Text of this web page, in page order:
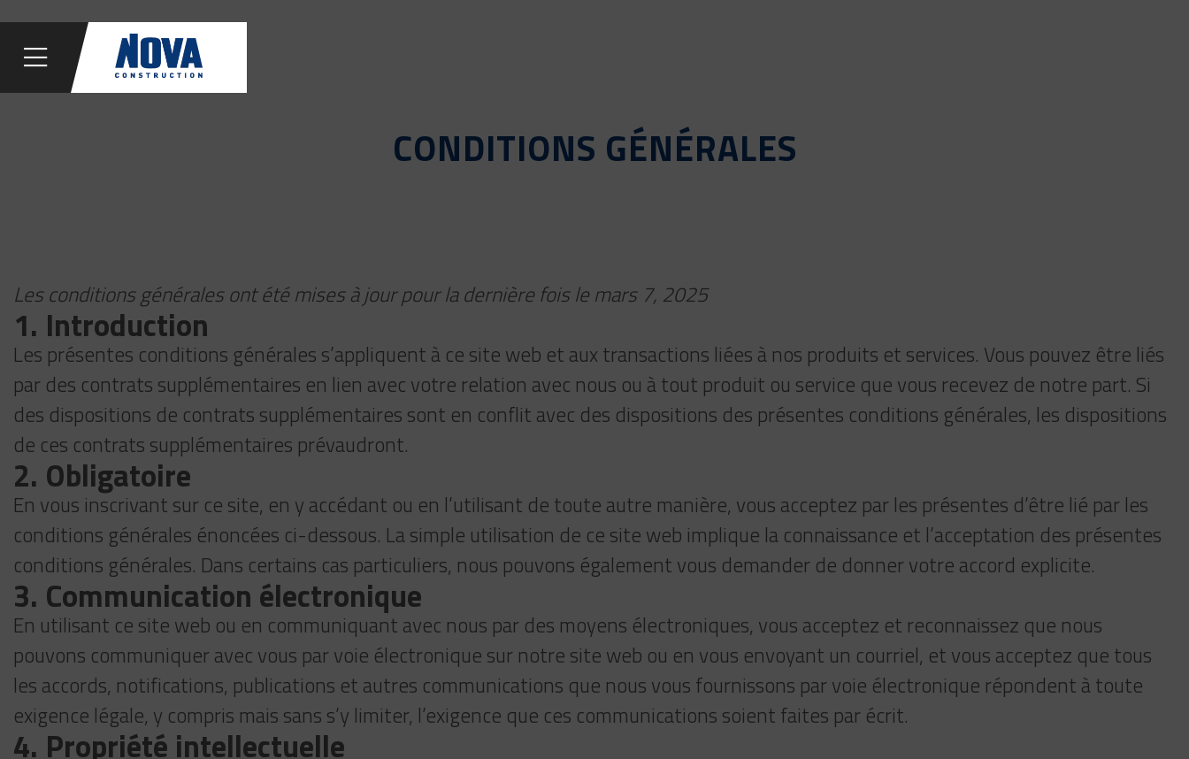
CONDITIONS GÉNÉRALES
Les conditions générales ont été mises à jour pour la dernière fois le mars 7, 2025
1. Introduction
Les présentes conditions générales s’appliquent à ce site web et aux transactions liées à nos produits et services. Vous pouvez être liés
par des contrats supplémentaires en lien avec votre relation avec nous ou à tout produit ou service que vous recevez de notre part. Si
des dispositions de contrats supplémentaires sont en conflit avec des dispositions des présentes conditions générales, les dispositions
de ces contrats supplémentaires prévaudront.
2. Obligatoire
En vous inscrivant sur ce site, en y accédant ou en l’utilisant de toute autre manière, vous acceptez par les présentes d’être lié par les
conditions générales énoncées ci-dessous. La simple utilisation de ce site web implique la connaissance et l’acceptation des présentes
conditions générales. Dans certains cas particuliers, nous pouvons également vous demander de donner votre accord explicite.
3. Communication électronique
En utilisant ce site web ou en communiquant avec nous par des moyens électroniques, vous acceptez et reconnaissez que nous
pouvons communiquer avec vous par voie électronique sur notre site web ou en vous envoyant un courriel, et vous acceptez que tous
les accords, notifications, publications et autres communications que nous vous fournissons par voie électronique répondent à toute
exigence légale, y compris mais sans s’y limiter, l’exigence que ces communications soient faites par écrit.
4. Propriété intellectuelle